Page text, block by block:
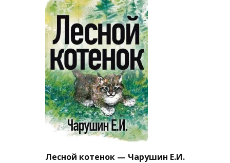
Лесной котенок — Чарушин Е.И.